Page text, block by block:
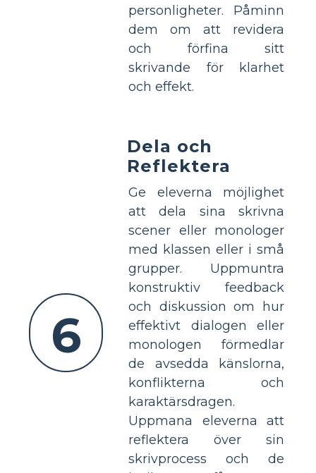
personligheter. Påminn
dem om att revidera
och förfina sitt
skrivande för klarhet
och effekt.
6
Dela och
Reflektera
Ge eleverna möjlighet
att dela sina skrivna
scener eller monologer
med klassen eller i små
grupper. Uppmuntra
konstruktiv feedback
och diskussion om hur
effektivt dialogen eller
monologen förmedlar
de avsedda känslorna,
konflikterna och
karaktärsdragen.
Uppmana eleverna att
reflektera över sin
skrivprocess och de